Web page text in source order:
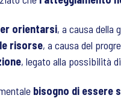
orientarsi, a causa della
risorse, a causa del
, legato alla possibilità
bisogno di essere